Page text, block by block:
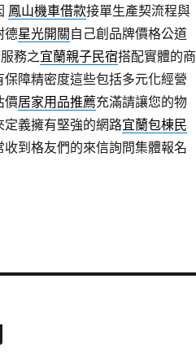
鳳山機車借款接單生產契流程與
德星光開關 自己創品牌價格公道
務之宜蘭親子民宿搭配實體的商
保障精密度這些包括多元化經營
價居家用品推薦充滿請讓您的物
義擁有堅強的網路宜蘭包棟民
收到格友們的來信詢問集體報名